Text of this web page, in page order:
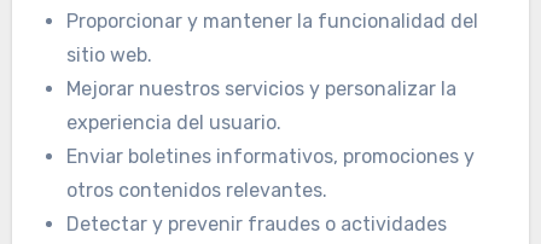
Proporcionar y mantener la funcionalidad del
sitio web.
Mejorar nuestros servicios y personalizar la
experiencia del usuario.
Enviar boletines informativos, promociones y
otros contenidos relevantes.
Detectar y prevenir fraudes o actividades